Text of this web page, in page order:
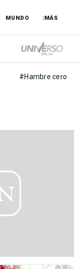
MUNDO :MÁS
#Hambre cero